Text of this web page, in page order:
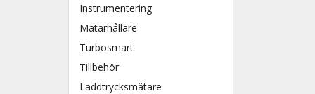
Instrumentering
Mätarhållare
Turbosmart
Tillbehör
Laddtrycksmätare